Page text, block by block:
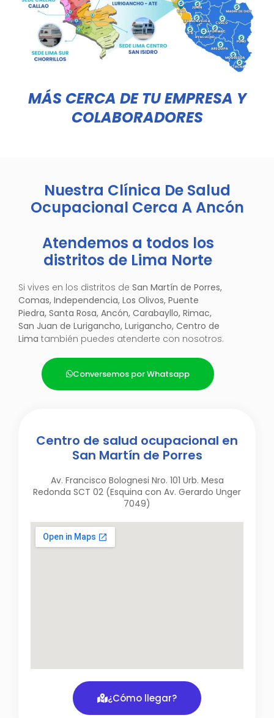
MÁS CERCA DE TU EMPRESA Y
COLABORADORES
Nuestra Clínica De Salud
Ocupacional Cerca A Ancón
Atendemos a todos los
distritos de Lima Norte
Si vives en los distritos de San Martín de Porres,
Comas, Independencia, Los Olivos, Puente
Piedra, Santa Rosa, Ancón, Carabayllo, Rimac,
San Juan de Lurigancho, Lurigancho, Centro de
Lima también puedes atenderte con nosotros.
Conversemos por Whatsapp
Centro de salud ocupacional en
San Martín de Porres
Av. Francisco Bolognesi Nro. 101 Urb. Mesa
Redonda SCT 02 (Esquina con Av. Gerardo Unger
7049)
¿Cómo llegar?